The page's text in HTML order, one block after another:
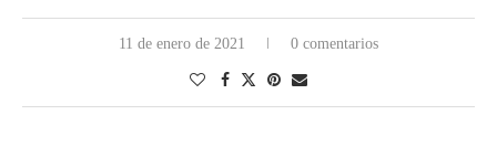
11 de enero de 2021 0 comentarios